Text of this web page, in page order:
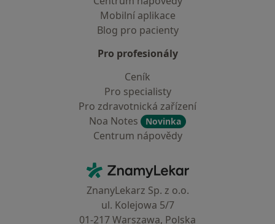
Mobilní aplikace
Blog pro pacienty
Pro profesionály
Ceník
Pro specialisty
Pro zdravotnická zařízení
Noa Notes
Novinka
Centrum nápovědy
ZnamyLekar - Hlavní stránka
ZnanyLekarz Sp. z o.o.
ul. Kolejowa 5/7
01-217 Warszawa, Polska